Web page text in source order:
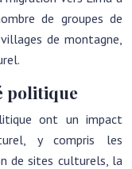
de groupes de
de montagne,
politique
ont un impact
y compris les
de sites culturels, la